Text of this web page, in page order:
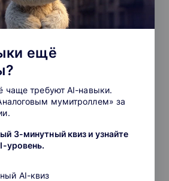
ещё
чаще требуют AI-навыки.
мумитроллем» за
3-минутный квиз и узнайте
уровень.
AI-квиз